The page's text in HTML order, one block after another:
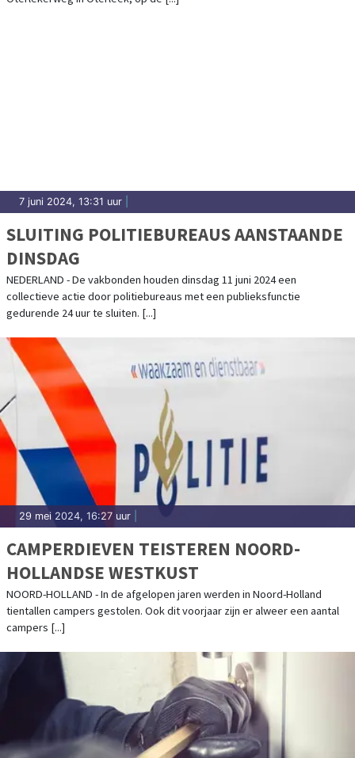
7 juni 2024, 13:31 uur
SLUITING POLITIEBUREAUS AANSTAANDE
DINSDAG
NEDERLAND - De vakbonden houden dinsdag 11 juni 2024 een
collectieve actie door politiebureaus met een publieksfunctie
gedurende 24 uur te sluiten. [...]
29 mei 2024, 16:27 uur
CAMPERDIEVEN TEISTEREN NOORD-
HOLLANDSE WESTKUST
NOORD-HOLLAND - In de afgelopen jaren werden in Noord-Holland
tientallen campers gestolen. Ook dit voorjaar zijn er alweer een aantal
campers [...]